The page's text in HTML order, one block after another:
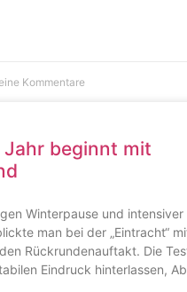
Kommentare
Jahr beginnt mit
Winterpause und intensiver
man bei der „Eintracht“
Rückrundenauftakt. Die
Eindruck hinterlassen,